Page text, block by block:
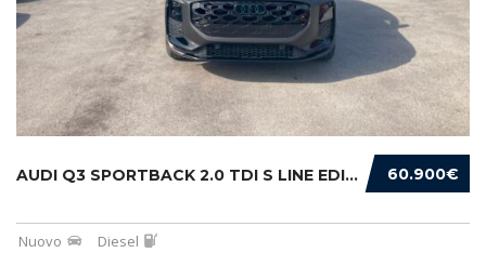
60.900€
AUDI Q3 SPORTBACK 2.0 TDI S LINE EDITION 150...
Nuovo Diesel